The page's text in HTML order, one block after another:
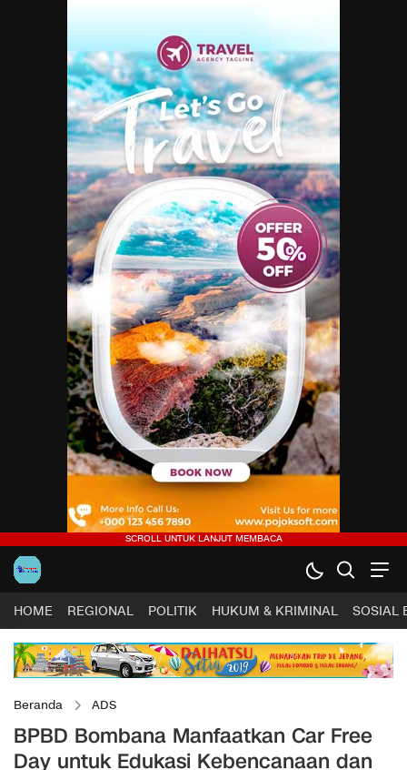
HOME REGIONAL POLITIK HUKUM & KRIMINAL SOSIAL
Beranda ADS
BPBD Bombana Manfaatkan Car Free
Day untuk Edukasi Kebencanaan dan